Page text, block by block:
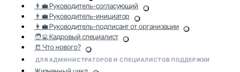
👨‍💼 Руководитель-согласующий
👨‍💼 Руководитель-инициатор
👩‍💼 Руководитель-подписант от организации
🧑‍💻 Кадровый специалист
📒 Что нового?
ДЛЯ АДМИНИСТРАТОРОВ И СПЕЦИАЛИСТОВ ПОДДЕРЖКИ